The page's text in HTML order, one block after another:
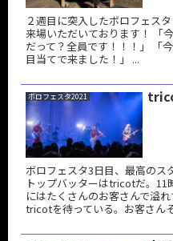
２週目に突入したボロフェス
来場いただいております！ 「
だって？全員です！！！」 「
目当てで来ました！」 ...
ボロフェスタ2021
ボロフェスタ3日目、最高のス
トップバッターはtricotだ。11
にはたくさんのお客さんで溢
tricotを待っている。お客さん